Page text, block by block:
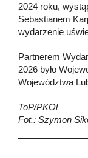
2024 roku,
Sebastianem
wydarzenie
Partnerem
2026 było
Województwa
ToP/PKOl
Fot.: Szymon